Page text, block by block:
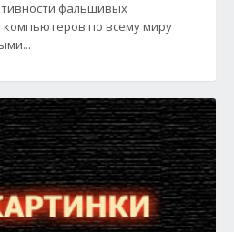
фальшивых
по всему миру